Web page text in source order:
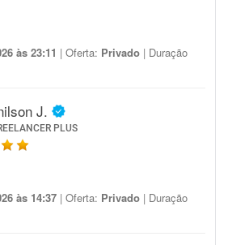
às 23:11 | Oferta: Privado | Duração
J.
PLUS
às 14:37 | Oferta: Privado | Duração